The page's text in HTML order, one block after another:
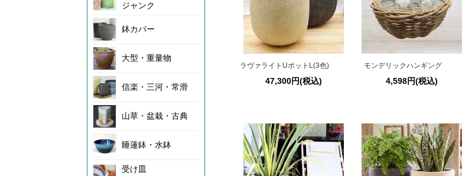
ジャンク
鉢カバー
大型・重量物
信楽・三河・常滑
山草・盆栽・古典
睡蓮鉢・水鉢
受け皿
ラヴァライトUポットL(3色)
47,300円(税込)
モンデリックハンギング
4,598円(税込)